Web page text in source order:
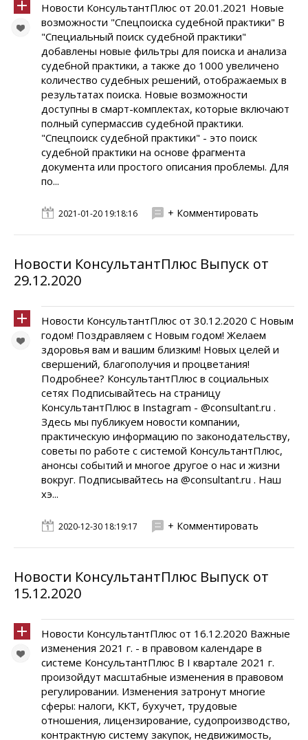
Новости КонсультантПлюс от 20.01.2021 Новые
возможности "Спецпоиска судебной практики" В
"Специальный поиск судебной практики"
добавлены новые фильтры для поиска и анализа
судебной практики, а также до 1000 увеличено
количество судебных решений, отображаемых в
результатах поиска. Новые возможности
доступны в смарт-комплектах, которые включают
полный супермассив судебной практики.
"Спецпоиск судебной практики" - это поиск
судебной практики на основе фрагмента
документа или простого описания проблемы. Для
по...
2021-01-20 19:18:16 + Комментировать
Новости КонсультантПлюс Выпуск от
29.12.2020
Новости КонсультантПлюс от 30.12.2020 С Новым
годом! Поздравляем с Новым годом! Желаем
здоровья вам и вашим близким! Новых целей и
свершений, благополучия и процветания!
Подробнее? КонсультантПлюс в социальных
сетях Подписывайтесь на страницу
КонсультантПлюс в Instagram - @consultant.ru .
Здесь мы публикуем новости компании,
практическую информацию по законодательству,
советы по работе с системой КонсультантПлюс,
анонсы событий и многое другое о нас и жизни
вокруг. Подписывайтесь на @consultant.ru . Наш
хэ...
2020-12-30 18:19:17 + Комментировать
Новости КонсультантПлюс Выпуск от
15.12.2020
Новости КонсультантПлюс от 16.12.2020 Важные
изменения 2021 г. - в правовом календаре в
системе КонсультантПлюс В I квартале 2021 г.
произойдут масштабные изменения в правовом
регулировании. Изменения затронут многие
сферы: налоги, ККТ, бухучет, трудовые
отношения, лицензирование, судопроизводство,
контрактную систему закупок, недвижимость,